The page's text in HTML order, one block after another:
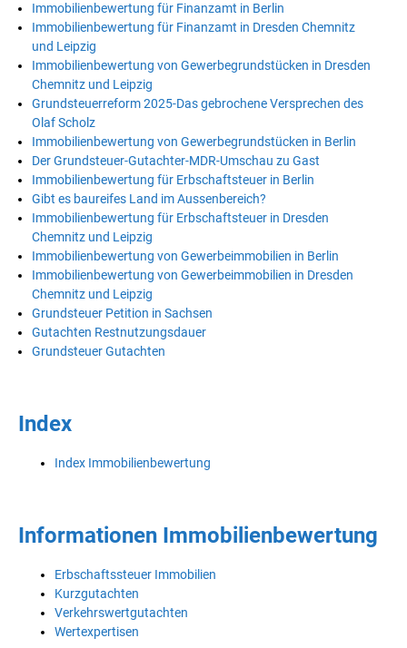
Immobilienbewertung für Finanzamt in Berlin
Immobilienbewertung für Finanzamt in Dresden Chemnitz
und Leipzig
Immobilienbewertung von Gewerbegrundstücken in Dresden
Chemnitz und Leipzig
Grundsteuerreform 2025-Das gebrochene Versprechen des
Olaf Scholz
Immobilienbewertung von Gewerbegrundstücken in Berlin
Der Grundsteuer-Gutachter-MDR-Umschau zu Gast
Immobilienbewertung für Erbschaftsteuer in Berlin
Gibt es baureifes Land im Aussenbereich?
Immobilienbewertung für Erbschaftsteuer in Dresden
Chemnitz und Leipzig
Immobilienbewertung von Gewerbeimmobilien in Berlin
Immobilienbewertung von Gewerbeimmobilien in Dresden
Chemnitz und Leipzig
Grundsteuer Petition in Sachsen
Gutachten Restnutzungsdauer
Grundsteuer Gutachten
Index
Index Immobilienbewertung
Informationen Immobilienbewertung
Erbschaftssteuer Immobilien
Kurzgutachten
Verkehrswertgutachten
Wertexpertisen